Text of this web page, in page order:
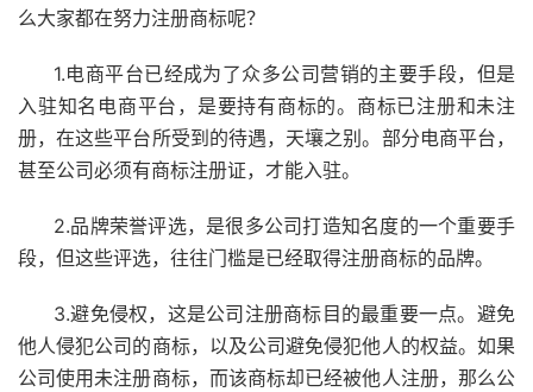
么大家都在努力注册商标呢？
1.电商平台已经成为了众多公司营销的主要手段，但是
入驻知名电商平台，是要持有商标的。商标已注册和未注
册，在这些平台所受到的待遇，天壤之别。部分电商平台，
甚至公司必须有商标注册证，才能入驻。
2.品牌荣誉评选，是很多公司打造知名度的一个重要手
段，但这些评选，往往门槛是已经取得注册商标的品牌。
3.避免侵权，这是公司注册商标目的最重要一点。避免
他人侵犯公司的商标，以及公司避免侵犯他人的权益。如果
公司使用未注册商标，而该商标却已经被他人注册，那么公